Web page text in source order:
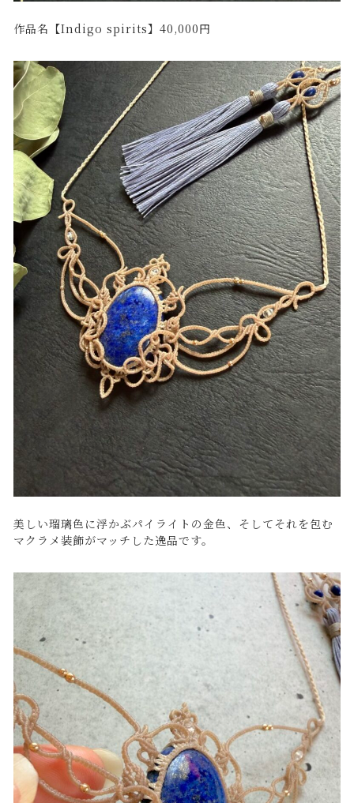
作品名【Indigo spirits】40,000円
美しい瑠璃色に浮かぶパイライトの金色、そしてそれを包む
マクラメ装飾がマッチした逸品です。